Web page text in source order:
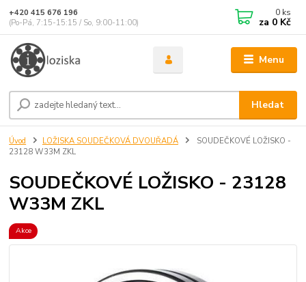
Menu
Hledat
+420 415 676 196
(Po-Pá, 7:15-15:15 / So, 9:00-11:00)
0 ks
za 0 Kč
Úvod LOŽISKA SOUDEČKOVÁ DVOUŘADÁ
SOUDEČKOVÉ LOŽISKO -
23128 W33M ZKL
SOUDEČKOVÉ LOŽISKO - 23128
W33M ZKL
Akce